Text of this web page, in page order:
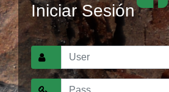
Iniciar Sesión